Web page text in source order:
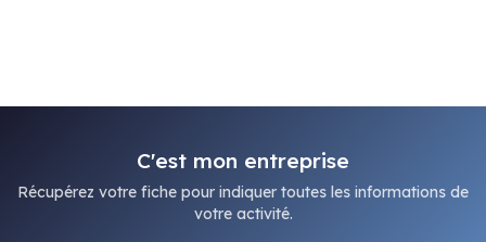
C'est mon entreprise
Récupérez votre fiche pour indiquer toutes les informations de
votre activité.